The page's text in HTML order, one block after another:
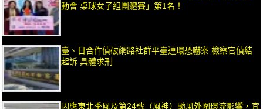
動會 桌球女子組團體賽」第1名！
臺、日合作偵破網路社群平臺連環恐嚇案 檢察官偵結
起訴 具體求刑
因應東北季風及第24號（風神）颱風外圍環流影響，宜